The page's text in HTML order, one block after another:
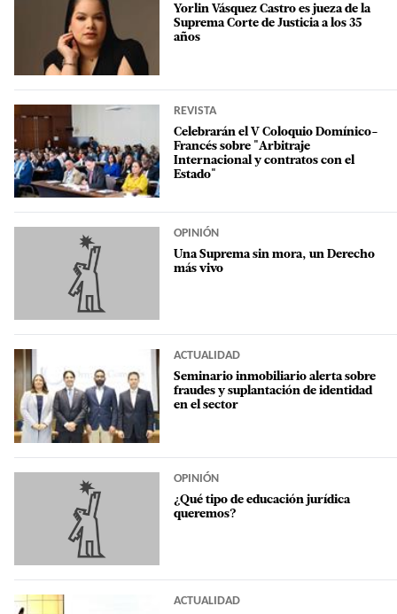
Yorlin Vásquez Castro es jueza de la
Suprema Corte de Justicia a los 35
años
REVISTA
Celebrarán el V Coloquio Domínico-
Francés sobre "Arbitraje
Internacional y contratos con el
Estado"
OPINIÓN
Una Suprema sin mora, un Derecho
más vivo
ACTUALIDAD
Seminario inmobiliario alerta sobre
fraudes y suplantación de identidad
en el sector
OPINIÓN
¿Qué tipo de educación jurídica
queremos?
ACTUALIDAD